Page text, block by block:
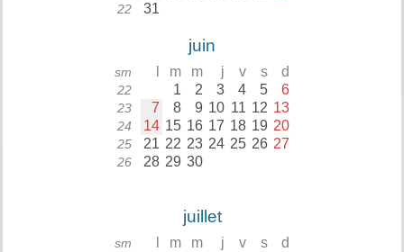
22 31
juin
sm m m j v s d
22 1 2 3 4 5 6
23 7 8 9 10 11 12 13
24 14 15 16 17 18 19 20
25 21 22 23 24 25 26 27
26 28 29 30
juillet
sm m m j v s d